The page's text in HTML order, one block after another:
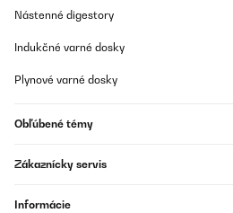
Nástenné digestory
Indukčné varné dosky
Plynové varné dosky
Obľúbené témy
Zákaznícky servis
Informácie